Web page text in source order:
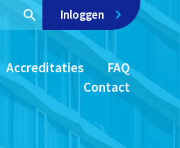
Inloggen
Accreditaties
FAQ
Contact